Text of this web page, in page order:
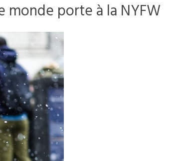
monde porte à la NYFW